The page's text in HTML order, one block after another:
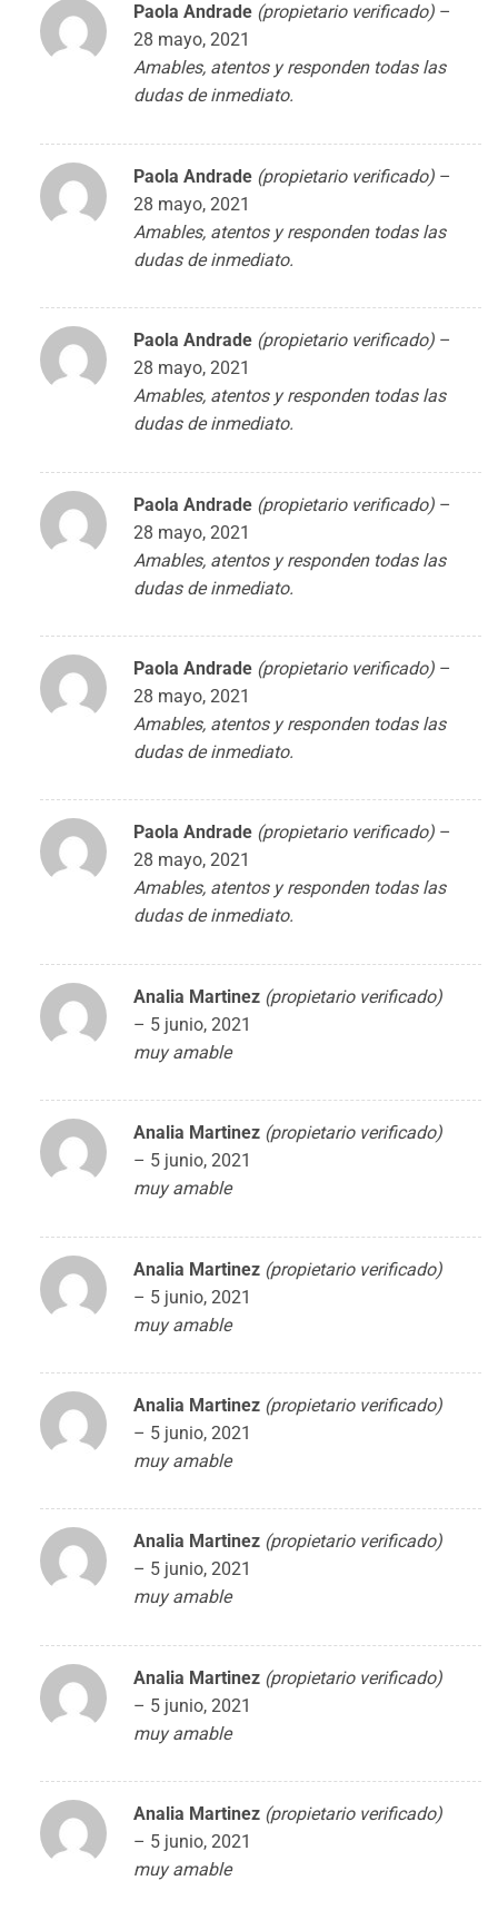
Paola Andrade (propietario verificado) –
28 mayo, 2021
Amables, atentos y responden todas las
dudas de inmediato.
Paola Andrade (propietario verificado) –
28 mayo, 2021
Amables, atentos y responden todas las
dudas de inmediato.
Paola Andrade (propietario verificado) –
28 mayo, 2021
Amables, atentos y responden todas las
dudas de inmediato.
Paola Andrade (propietario verificado) –
28 mayo, 2021
Amables, atentos y responden todas las
dudas de inmediato.
Paola Andrade (propietario verificado) –
28 mayo, 2021
Amables, atentos y responden todas las
dudas de inmediato.
Paola Andrade (propietario verificado) –
28 mayo, 2021
Amables, atentos y responden todas las
dudas de inmediato.
Analia Martinez (propietario verificado)
– 5 junio, 2021
muy amable
Analia Martinez (propietario verificado)
– 5 junio, 2021
muy amable
Analia Martinez (propietario verificado)
– 5 junio, 2021
muy amable
Analia Martinez (propietario verificado)
– 5 junio, 2021
muy amable
Analia Martinez (propietario verificado)
– 5 junio, 2021
muy amable
Analia Martinez (propietario verificado)
– 5 junio, 2021
muy amable
Analia Martinez (propietario verificado)
– 5 junio, 2021
muy amable